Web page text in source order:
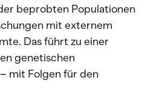
beprobten Populationen
mit externem
Das führt zu einer
genetischen
mit Folgen für den